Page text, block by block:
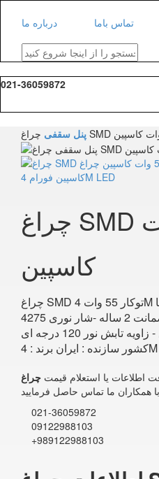
درباره ما تماس باما
021-36059872
پنل سقفی
چراغ SMD توکار 55 وات
کاسپین
چراغ SMD توکار 55 وات 4M مدل کاسپین - ابعادی معادل با
600 * 600 * 15 میلیمتر - ضمانت 2 ساله -شار نوری 4275
اطلاعات یا استعلام قیمت چراغ SMD توکار 55 وات
021-36059872
09122988103
+989122988103